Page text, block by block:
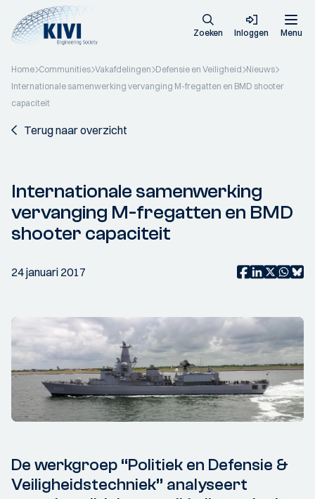
Zoeken Inloggen Menu
Home Communities Vakafdelingen Defensie en Veiligheid Nieuws
Internationale samenwerking vervanging M-fregatten en BMD shooter
capaciteit
Terug naar overzicht
Internationale samenwerking
vervanging M-fregatten en BMD
shooter capaciteit
24 januari 2017
De werkgroep “Politiek en Defensie &
Veiligheidstechniek” analyseert